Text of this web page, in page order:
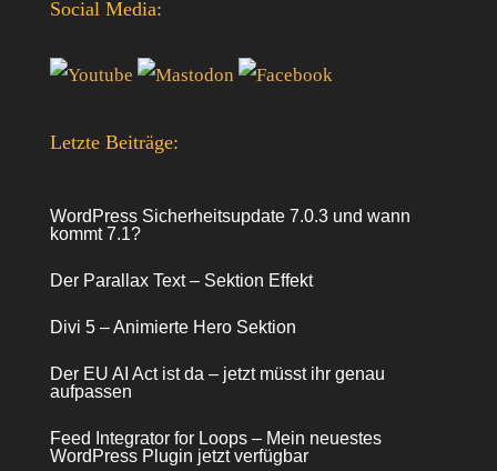
Social Media:
Letzte Beiträge:
WordPress Sicherheitsupdate 7.0.3 und wann
kommt 7.1?
Der Parallax Text – Sektion Effekt
Divi 5 – Animierte Hero Sektion
Der EU AI Act ist da – jetzt müsst ihr genau
aufpassen
Feed Integrator for Loops – Mein neuestes
WordPress Plugin jetzt verfügbar